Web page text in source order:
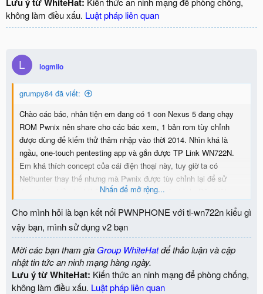
không làm điều xấu. Luật pháp liên quan
L logmilo
grumpy84 đã viết:
Chào các bác, nhân tiện em đang có 1 con Nexus 5 đang chạy
ROM Pwnix nên share cho các bác xem, 1 bản rom tùy chỉnh
được dùng để kiểm thử thâm nhập vào thời 2014. Nhìn khá là
ngầu, one-touch pentesting app và gắn được TP Link WN722N.
Em khá thích concept của cái điện thoại này, tuy giờ ta có
Nethunter thay thế nhưng mà Pwnix được tùy chỉnh lại để sử
dụng khá nhiều tool thông qua 1 cú chạm màn hình. Đặc biệt
Nhấn để mở rộng...
Cho mình hỏi là bạn kết nối PWNPHONE với tl-wn722n kiểu gì
vậy bạn, mình sử dụng v2 bạn
Mời các bạn tham gia Group WhiteHatđể thảo luận và cập
nhật tin tức an ninh mạng hàng ngày.
Lưu ý từ WhiteHat: Kiến thức an ninh mạng để phòng chống,
không làm điều xấu. Luật pháp liên quan